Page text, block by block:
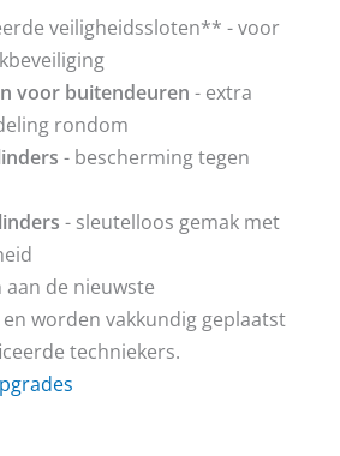
veiligheidssloten** - voor
voor buitendeuren - extra
rondom
- bescherming tegen
- sleutelloos gemak met
de nieuwste
worden vakkundig geplaatst
techniekers.